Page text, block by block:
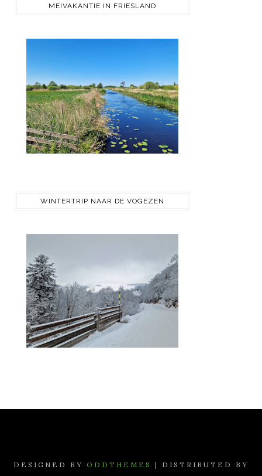
MEIVAKANTIE IN FRIESLAND
WINTERTRIP NAAR DE VOGEZEN
DESIGNED BY ODDTHEMES | DISTRIBUTED BY